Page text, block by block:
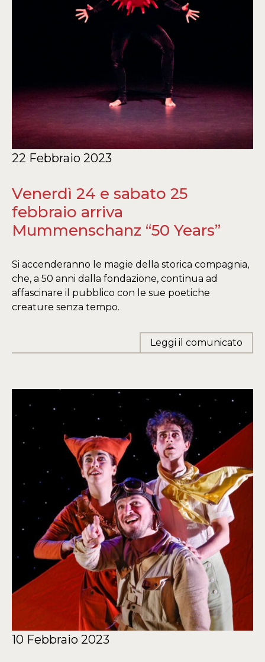
22 Febbraio 2023
Venerdì 24 e sabato 25
febbraio arriva
Mummenschanz “50 Years”
Si accenderanno le magie della storica compagnia,
che, a 50 anni dalla fondazione, continua ad
affascinare il pubblico con le sue poetiche
creature senza tempo.
Leggi il comunicato
10 Febbraio 2023